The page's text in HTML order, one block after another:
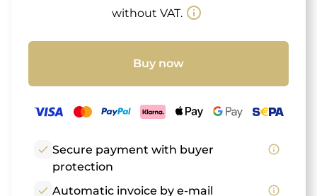
without VAT. info_outline
Buy now
check Secure payment with buyer
protection
info_outline
check Automatic invoice by e-mail
info_outline